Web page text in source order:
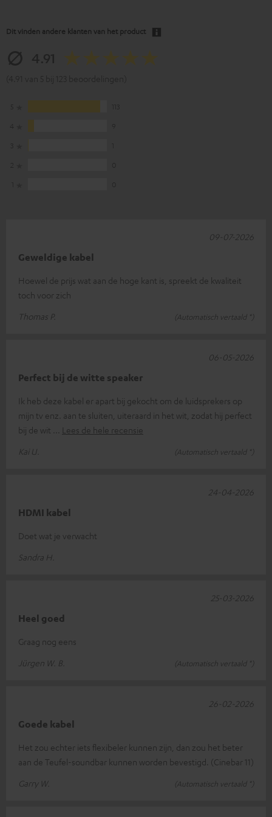
Dit vinden andere klanten van het product
Geweldige kabel
Hoewel de prijs wat aan de hoge kant is, spreekt de kwaliteit
toch voor zich
Thomas P.
(Automatisch vertaald *)
09-07-2026
Perfect bij de witte speaker
Ik heb deze kabel er apart bij gekocht om de luidsprekers op
mijn tv enz. aan te sluiten, uiteraard in het wit, zodat hij perfect
bij de wit
Lees de hele recensie
Kai U.
(Automatisch vertaald *)
06-05-2026
HDMI kabel
Doet wat je verwacht
Sandra H.
24-04-2026
Heel goed
Graag nog eens
Jürgen W. B.
(Automatisch vertaald *)
25-03-2026
Goede kabel
Het zou echter iets flexibeler kunnen zijn, dan zou het beter
aan de Teufel-soundbar kunnen worden bevestigd. (Cinebar 11)
Garry W.
(Automatisch vertaald *)
26-02-2026